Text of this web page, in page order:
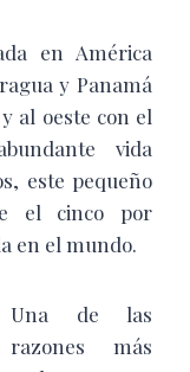
en América
y Panamá
al oeste con el
vida
este pequeño
el cinco por
en el mundo.
Una de las
razones más